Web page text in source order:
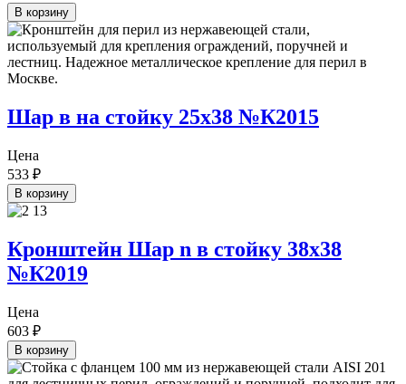
В корзину
Шар в на стойку 25х38 №К2015
Цена
533 ₽
В корзину
Кронштейн Шар n в стойку 38х38
№К2019
Цена
603 ₽
В корзину